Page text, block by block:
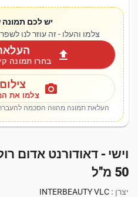
יש לכם
צלמו והעלו - זה עוזר לנו
upload בחרו תמונה
photo_camera צלמו את
העלאת תמונה מהווה הסכמה להעברת
וישי - דאודורנט אדום
50 מ"ל
יצרן : INTERBEAUTY VLC